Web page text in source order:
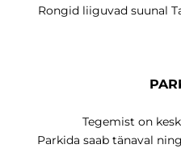
Rongid liiguvad suunal
Tegemist on
Parkida saab tänaval